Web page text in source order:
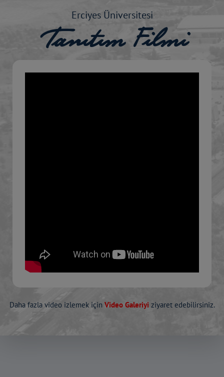
Erciyes Üniversitesi
Tanıtım Filmi
Daha fazla video izlemek için Video Galeriyi ziyaret edebilirsiniz.